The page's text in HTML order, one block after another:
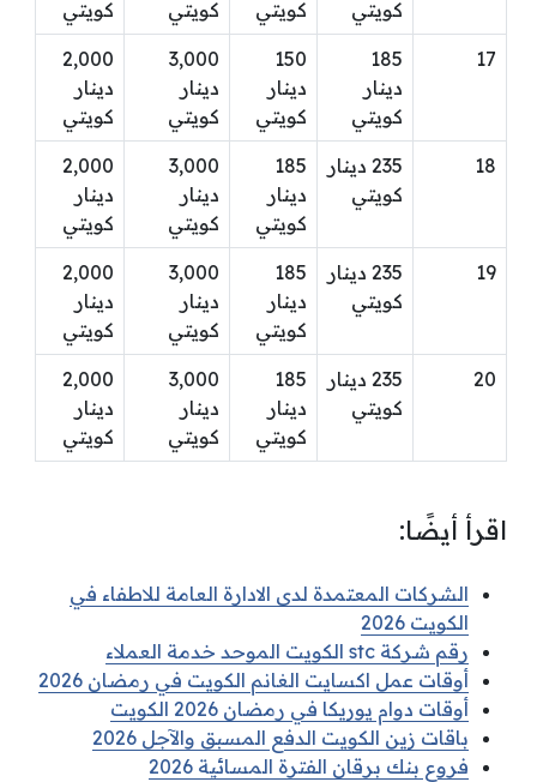
كويتي
كويتي
كويتي
كويتي
17
185
دينار
كويتي
150
دينار
كويتي
3,000
دينار
كويتي
2,000
دينار
كويتي
18
235 دينار
كويتي
185
دينار
كويتي
3,000
دينار
كويتي
2,000
دينار
كويتي
19
235 دينار
كويتي
185
دينار
كويتي
3,000
دينار
كويتي
2,000
دينار
كويتي
20
235 دينار
كويتي
185
دينار
كويتي
3,000
دينار
كويتي
2,000
دينار
كويتي
اقرأ أيضًا:
الشركات المعتمدة لدى الادارة العامة للاطفاء في
الكويت 2026
رقم شركة stc الكويت الموحد خدمة العملاء
أوقات عمل اكسايت الغانم الكويت في رمضان 2026
أوقات دوام يوريكا في رمضان 2026 الكويت
باقات زين الكويت الدفع المسبق والآجل 2026
فروع بنك برقان الفترة المسائية 2026